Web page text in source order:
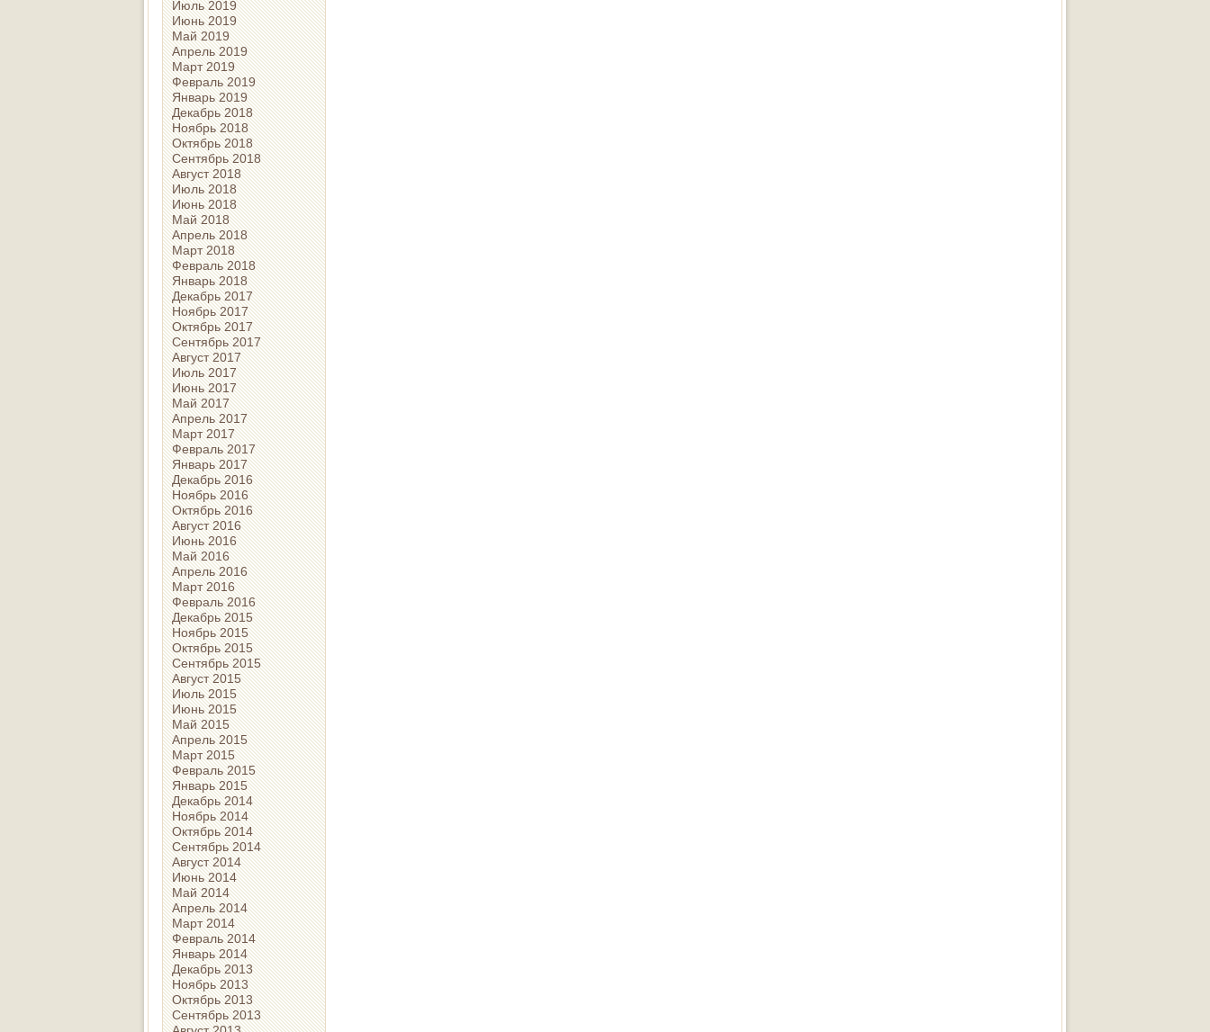
Июль 2019
Июнь 2019
Май 2019
Апрель 2019
Март 2019
Февраль 2019
Январь 2019
Декабрь 2018
Ноябрь 2018
Октябрь 2018
Сентябрь 2018
Август 2018
Июль 2018
Июнь 2018
Май 2018
Апрель 2018
Март 2018
Февраль 2018
Январь 2018
Декабрь 2017
Ноябрь 2017
Октябрь 2017
Сентябрь 2017
Август 2017
Июль 2017
Июнь 2017
Май 2017
Апрель 2017
Март 2017
Февраль 2017
Январь 2017
Декабрь 2016
Ноябрь 2016
Октябрь 2016
Август 2016
Июнь 2016
Май 2016
Апрель 2016
Март 2016
Февраль 2016
Декабрь 2015
Ноябрь 2015
Октябрь 2015
Сентябрь 2015
Август 2015
Июль 2015
Июнь 2015
Май 2015
Апрель 2015
Март 2015
Февраль 2015
Январь 2015
Декабрь 2014
Ноябрь 2014
Октябрь 2014
Сентябрь 2014
Август 2014
Июнь 2014
Май 2014
Апрель 2014
Март 2014
Февраль 2014
Январь 2014
Декабрь 2013
Ноябрь 2013
Октябрь 2013
Сентябрь 2013